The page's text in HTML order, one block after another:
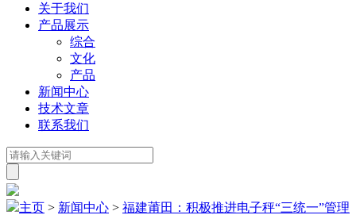
关于我们
产品展示
综合
文化
产品
新闻中心
技术文章
联系我们
主页 > 新闻中心 > 福建莆田：积极推进电子秤“三统一”管理